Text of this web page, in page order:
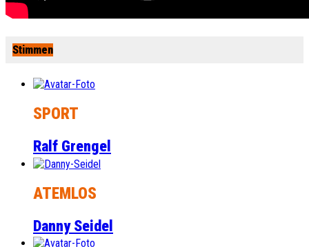
Stimmen
SPORT
Ralf Grengel
ATEMLOS
Danny Seidel